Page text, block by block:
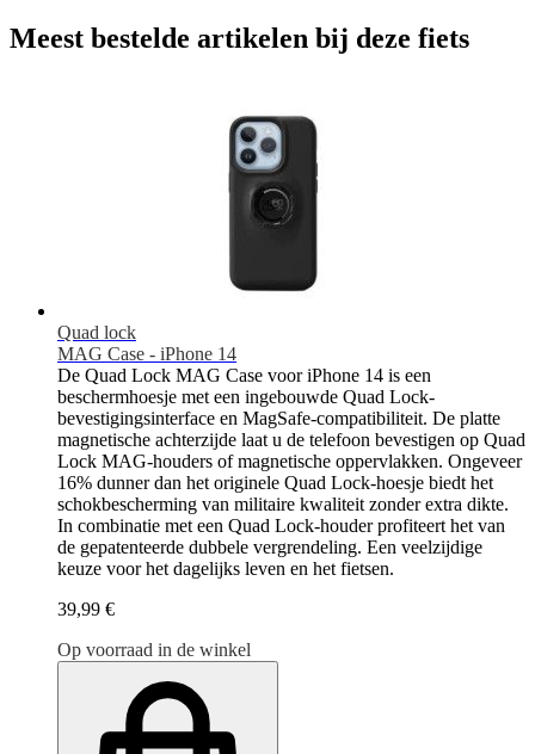
Meest bestelde artikelen bij deze fiets
Quad lock
MAG Case - iPhone 14
De Quad Lock MAG Case voor iPhone 14 is een
beschermhoesje met een ingebouwde Quad Lock-
bevestigingsinterface en MagSafe-compatibiliteit. De platte
magnetische achterzijde laat u de telefoon bevestigen op Quad
Lock MAG-houders of magnetische oppervlakken. Ongeveer
16% dunner dan het originele Quad Lock-hoesje biedt het
schokbescherming van militaire kwaliteit zonder extra dikte.
In combinatie met een Quad Lock-houder profiteert het van
de gepatenteerde dubbele vergrendeling. Een veelzijdige
keuze voor het dagelijks leven en het fietsen.
39,99 €
Op voorraad in de winkel